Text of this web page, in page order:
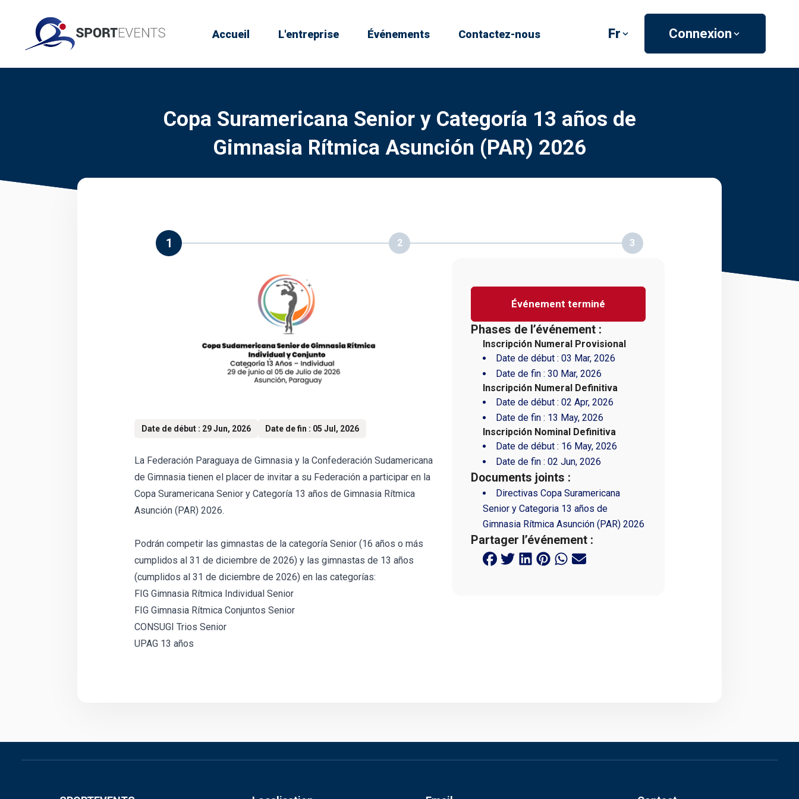
Accueil L'entreprise Événements Contactez-nous Fr Connexion
Copa Suramericana Senior y Categoría 13 años de
Gimnasia Rítmica Asunción (PAR) 2026
1 2 3
Date de début : 29 Jun, 2026 Date de fin : 05 Jul, 2026
La Federación Paraguaya de Gimnasia y la Confederación Sudamericana
de Gimnasia tienen el placer de invitar a su Federación a participar en la
Copa Suramericana Senior y Categoría 13 años de Gimnasia Rítmica
Asunción (PAR) 2026.
Podrán competir las gimnastas de la categoría Senior (16 años o más
cumplidos al 31 de diciembre de 2026) y las gimnastas de 13 años
(cumplidos al 31 de diciembre de 2026) en las categorías:
FIG Gimnasia Rítmica Individual Senior
FIG Gimnasia Rítmica Conjuntos Senior
CONSUGI Trios Senior
UPAG 13 años
Événement terminé
Phases de l’événement :
Inscripción Numeral Provisional
Date de début :03 Mar, 2026
Date de fin :30 Mar, 2026
Inscripción Numeral Definitiva
Date de début :02 Apr, 2026
Date de fin : 13 May, 2026
Inscripción Nominal Definitiva
Date de début : 16 May, 2026
Date de fin :02 Jun, 2026
Documents joints :
Directivas Copa Suramericana
Senior y Categoria 13 años de
Gimnasia Rítmica Asunción (PAR) 2026
Partager l’événement :